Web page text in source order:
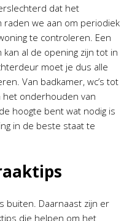
dat het
raden we aan om periodiek
te controleren. Een
al de opening zijn tot in
moet je dus alle
Van badkamer, wc’s tot
het onderhouden van
hoogte bent wat nodig is
in de beste staat te
buiten. Daarnaast zijn er
die helpen om het